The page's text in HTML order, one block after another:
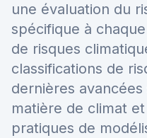
une évaluation du
spécifique à
de risques
classifications de
dernières
matière de climat
pratiques de